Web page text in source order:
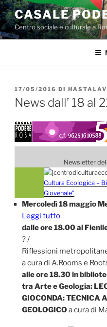
Salta
al
contenuto
CASALE
Centro sociale e culturale a
PUBBLICATO
IL
17/05/2016 DI
News dall’ 18 al
Newsletter
Cultura Ecologica –
Giovenale”
Mercoledì 18 maggio
Leggi tutto
dalle ore 18.00 al
? /
Riflessioni
a cura di A.Rooms e
alle ore 18.30 in
tra Arte e Geologia:
GIOCONDA: TECNICA
GEOLOGICO a cura di